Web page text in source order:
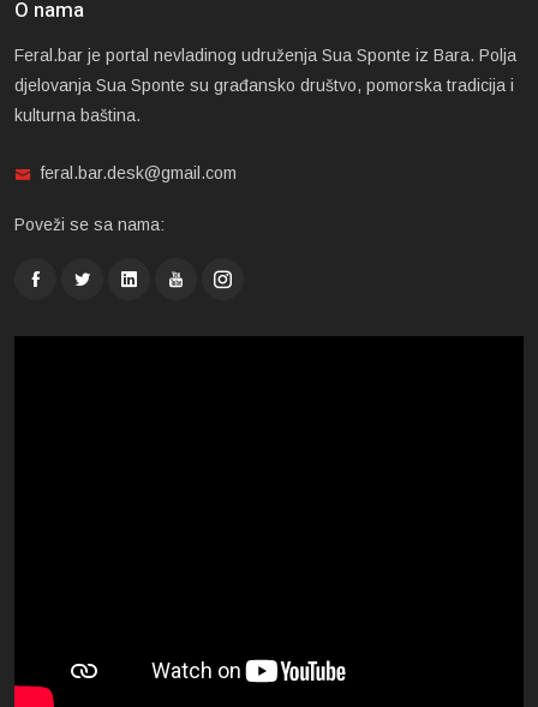
O nama
Feral.bar je portal nevladinog udruženja Sua Sponte iz Bara. Polja
djelovanja Sua Sponte su građansko društvo, pomorska tradicija i
kulturna baština.
feral.bar.desk@gmail.com
Poveži se sa nama: